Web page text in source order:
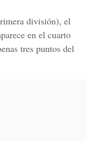
división), el
en el cuarto
tres puntos del